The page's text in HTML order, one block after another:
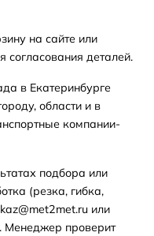
на сайте или
согласования деталей.
в Екатеринбурге
области и в
компании-
подбора или
(резка, гибка,
или
Менеджер проверит